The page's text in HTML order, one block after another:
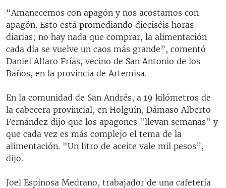
“Amanecemos con apagón y nos acostamos con
apagón. Esto está promediando dieciséis horas
diarias; no hay nada que comprar, la alimentación
cada día se vuelve un caos más grande”, comentó
Daniel Alfaro Frías, vecino de San Antonio de los
Baños, en la provincia de Artemisa.
En la comunidad de San Andrés, a 19 kilómetros de
la cabecera provincial, en Holguín, Dámaso Alberto
Fernández dijo que los apagones "llevan semanas" y
que cada vez es más complejo el tema de la
alimentación. "Un litro de aceite vale mil pesos”,
dijo.
Joel Espinosa Medrano, trabajador de una cafetería